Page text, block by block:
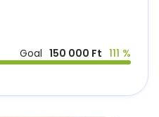
Goal 150 000 Ft 111 %